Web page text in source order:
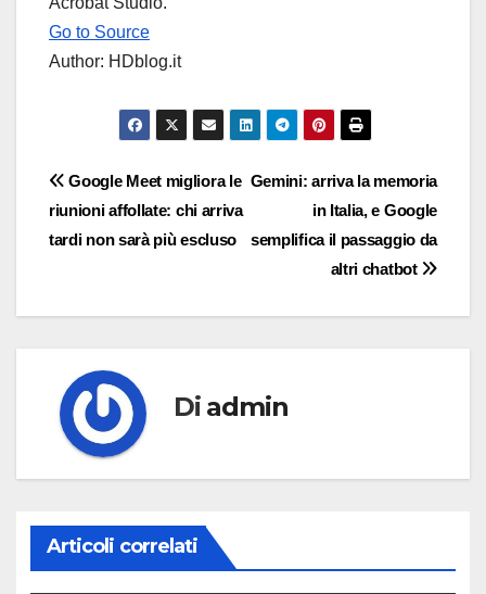
Go to Source
Author: HDblog.it
Navigazione
articoli
Gemini: arriva la memoria
in Italia, e Google
semplifica il passaggio da
altri chatbot
Google Meet migliora le
riunioni affollate: chi arriva
tardi non sarà più escluso
Di admin
Articoli correlati